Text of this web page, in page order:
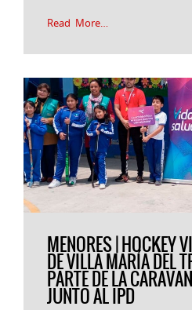
Read More…
MENORES | HOCKEY
DE VILLA MARÍA DEL
PARTE DE LA
JUNTO AL IPD